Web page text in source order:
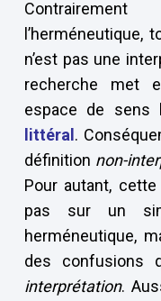
l’herméneutique,
n’est pas une
recherche met
espace de sens
littéral .
définition non-
Pour autant,
pas sur un
herméneutique,
des confusions
interprétation.